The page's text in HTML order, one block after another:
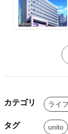
カテゴリ ライ
タグ unito